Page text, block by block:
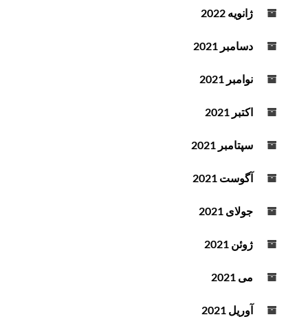
ژانویه 2022
دسامبر 2021
نوامبر 2021
اکتبر 2021
سپتامبر 2021
آگوست 2021
جولای 2021
ژوئن 2021
می 2021
آوریل 2021